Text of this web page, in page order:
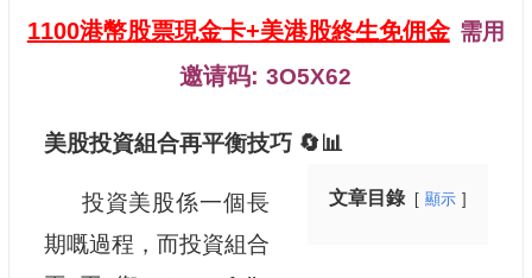
1100港幣股票現金卡+美港股終生免佣金 需用
邀请码:3O5X62
美股投資組合再平衡技巧 🔄📊
文章目錄 顯示
投資美股係一個長
期嘅過程，而投資組合